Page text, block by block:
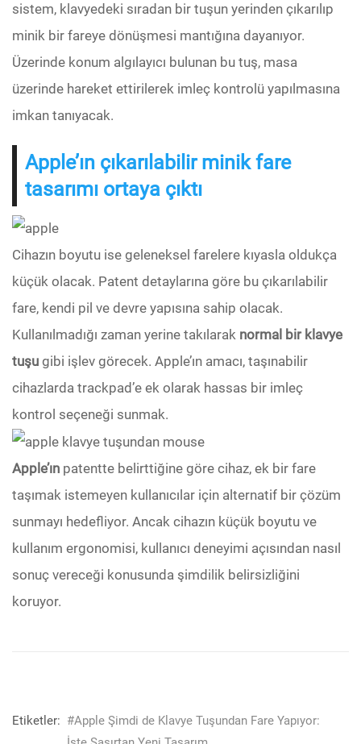
sistem, klavyedeki sıradan bir tuşun yerinden çıkarılıp
minik bir fareye dönüşmesi mantığına dayanıyor.
Üzerinde konum algılayıcı bulunan bu tuş, masa
üzerinde hareket ettirilerek imleç kontrolü yapılmasına
imkan tanıyacak.
Apple’ın çıkarılabilir minik fare
tasarımı ortaya çıktı
Cihazın boyutu ise geleneksel farelere kıyasla oldukça
küçük olacak. Patent detaylarına göre bu çıkarılabilir
fare, kendi pil ve devre yapısına sahip olacak.
Kullanılmadığı zaman yerine takılarak normal bir klavye
tuşu gibi işlev görecek. Apple’ın amacı, taşınabilir
cihazlarda trackpad’e ek olarak hassas bir imleç
kontrol seçeneği sunmak.
Apple’ın patentte belirttiğine göre cihaz, ek bir fare
taşımak istemeyen kullanıcılar için alternatif bir çözüm
sunmayı hedefliyor. Ancak cihazın küçük boyutu ve
kullanım ergonomisi, kullanıcı deneyimi açısından nasıl
sonuç vereceği konusunda şimdilik belirsizliğini
koruyor.
Etiketler: #Apple Şimdi de Klavye Tuşundan Fare Yapıyor: